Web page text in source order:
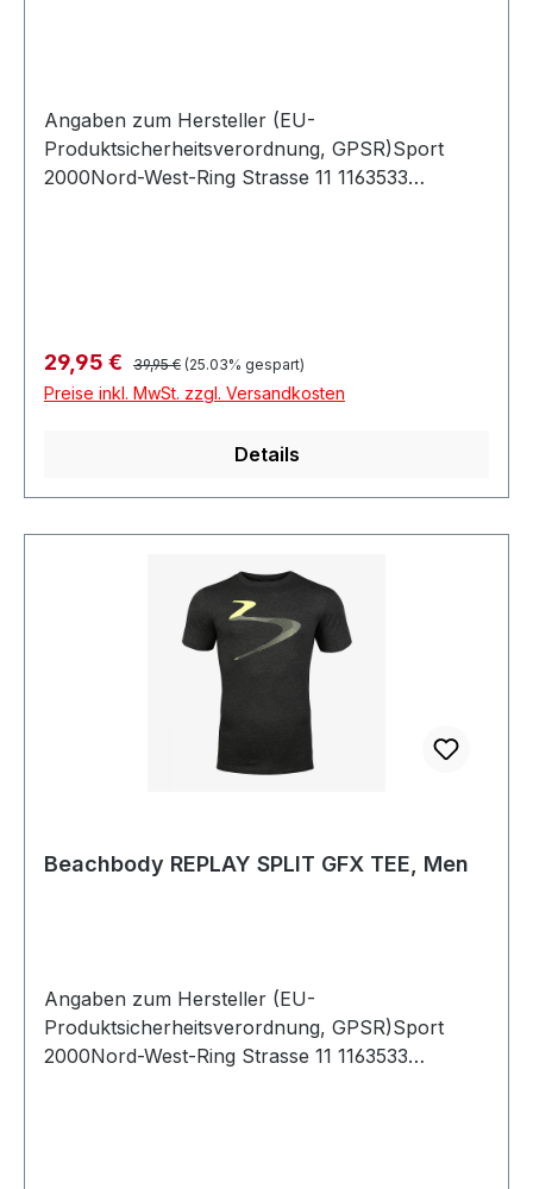
Angaben zum Hersteller (EU-
Produktsicherheitsverordnung, GPSR)Sport
2000Nord-West-Ring Strasse 11 1163533
Verkaufspreis:
29,95 € Regulärer Preis:
39,95 € (25.03% gespart)
Preise inkl. MwSt. zzgl. Versandkosten
Details
Beachbody REPLAY SPLIT GFX TEE, Men
Angaben zum Hersteller (EU-
Produktsicherheitsverordnung, GPSR)Sport
2000Nord-West-Ring Strasse 11 1163533